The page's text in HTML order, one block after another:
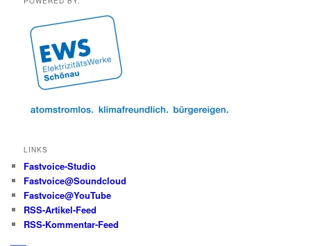
LINKS
Fastvoice-Studio
Fastvoice@Soundcloud
Fastvoice@YouTube
RSS-Artikel-Feed
RSS-Kommentar-Feed